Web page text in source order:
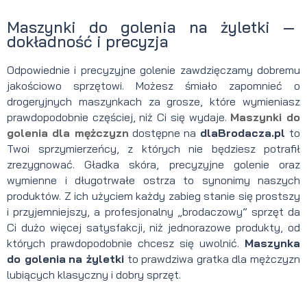
Maszynki do golenia na żyletki —
dokładność i precyzja
Odpowiednie i precyzyjne golenie zawdzięczamy dobremu
jakościowo sprzętowi. Możesz śmiało zapomnieć o
drogeryjnych maszynkach za grosze, które wymieniasz
prawdopodobnie częściej, niż Ci się wydaje. Maszynki do
golenia dla mężczyzn dostępne na dlaBrodacza.pl to
Twoi sprzymierzeńcy, z których nie będziesz potrafił
zrezygnować. Gładka skóra, precyzyjne golenie oraz
wymienne i długotrwałe ostrza to synonimy naszych
produktów. Z ich użyciem każdy zabieg stanie się prostszy
i przyjemniejszy, a profesjonalny „brodaczowy” sprzęt da
Ci dużo więcej satysfakcji, niż jednorazowe produkty, od
których prawdopodobnie chcesz się uwolnić. Maszynka
do golenia na żyletkito prawdziwa gratka dla mężczyzn
lubiących klasyczny i dobry sprzęt.